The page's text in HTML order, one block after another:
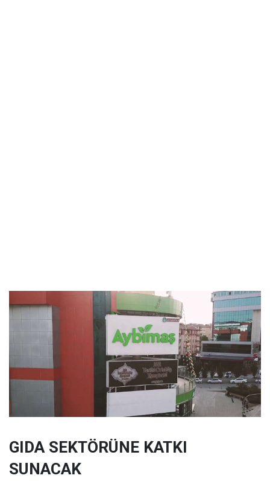
GIDA SEKTÖRÜNE KATKI
SUNACAK